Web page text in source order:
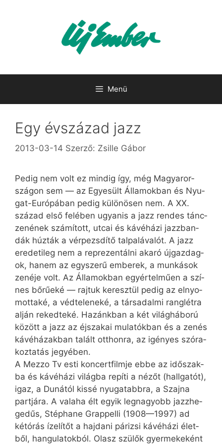
Menü
Egy évszázad jazz
2013-03-14 Szerző: Zsille Gábor
Pe­dig nem volt ez min­dig így, még Ma­gyar­or­
szá­gon sem — az Egye­sült Ál­la­mok­ban és Nyu­
gat-Eu­ró­pá­ban pe­dig kü­lö­nö­sen nem. A XX.
szá­zad el­ső fe­lé­ben ugyan­is a jazz ren­des tánc­
ze­né­nek szá­mí­tott, ut­cai és ká­vé­há­zi jazz­ban­
dák húz­ták a vér­pezs­dí­tő talp­alá­va­lót. A jazz
ere­de­ti­leg nem a rep­re­zen­tál­ni aka­ró új­gaz­dag­
ok, ha­nem az egy­sze­rű em­be­rek, a mun­ká­sok
ze­né­je volt. Az Ál­la­mok­ban egy­ér­tel­mű­en a szí­
nes bő­rűeké — raj­tuk ke­resz­tül pe­dig az el­nyo­
mot­ta­ké, a véd­te­le­ne­ké, a tár­sa­dal­mi rang­lét­ra
al­ján re­ked­te­ké. Ha­zánk­ban a két vi­lág­há­bo­rú
kö­zött a jazz az éj­sza­kai mu­la­tók­ban és a ze­nés
ká­vé­há­zak­ban ta­lált ott­hon­ra, az igé­nyes szó­ra­
koz­ta­tás je­gyé­ben.
A Mezzo Tv es­ti kon­cert­film­je eb­be az idő­szak­
ba és ká­vé­há­zi vi­lág­ba re­pí­ti a né­zőt (hall­ga­tót),
igaz, a Du­ná­tól kis­sé nyu­ga­tabb­ra, a Szaj­na
part­já­ra. A va­la­ha élt egyik leg­na­gyobb jazz­he­
ge­dűs, Stéphane Grappelli (1908—1997) ad
két­órás íze­lí­tőt a haj­da­ni pá­ri­zsi ká­vé­há­zi élet­
ből, han­gu­la­tok­ból. Olasz szü­lők gyer­me­ke­ként